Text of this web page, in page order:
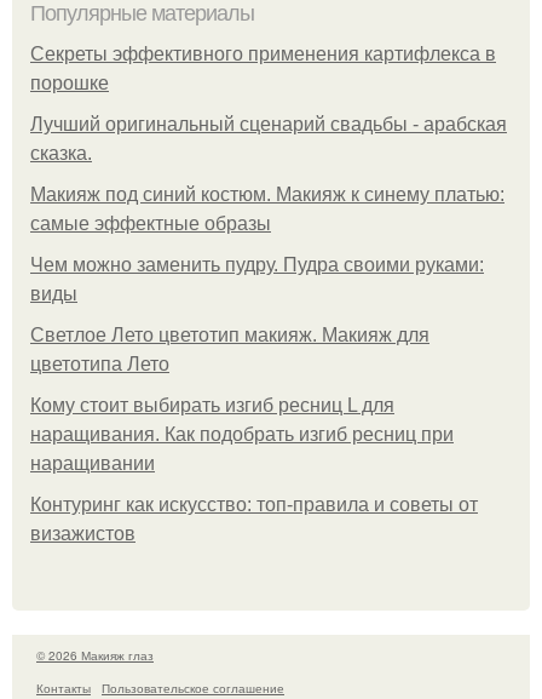
Популярные материалы
Секреты эффективного применения картифлекса в
порошке
Лучший оригинальный сценарий свадьбы - арабская
сказка.
Макияж под синий костюм. Макияж к синему платью:
самые эффектные образы
Чем можно заменить пудру. Пудра своими руками:
виды
Светлое Лето цветотип макияж. Макияж для
цветотипа Лето
Кому стоит выбирать изгиб ресниц L для
наращивания. Как подобрать изгиб ресниц при
наращивании
Контуринг как искусство: топ-правила и советы от
визажистов
© 2026 Макияж глаз
Контакты
Пользовательское соглашение